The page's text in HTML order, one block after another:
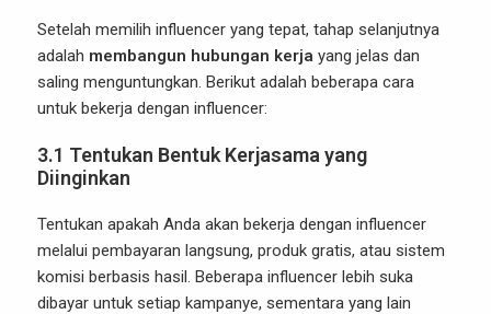
Setelah memilih influencer yang tepat, tahap selanjutnya
adalah membangun hubungan kerja yang jelas dan
saling menguntungkan. Berikut adalah beberapa cara
untuk bekerja dengan influencer:
3.1 Tentukan Bentuk Kerjasama yang
Diinginkan
Tentukan apakah Anda akan bekerja dengan influencer
melalui pembayaran langsung, produk gratis, atau sistem
komisi berbasis hasil. Beberapa influencer lebih suka
dibayar untuk setiap kampanye, sementara yang lain